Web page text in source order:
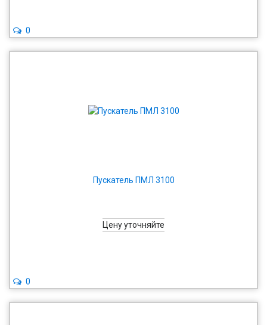
0
Пускатель ПМЛ 3100
Цену уточняйте
0